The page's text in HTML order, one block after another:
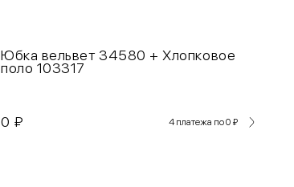
Юбка вельвет 34580 + Хлопковое
поло 103317
0 ₽ 4 платежа по 0 ₽